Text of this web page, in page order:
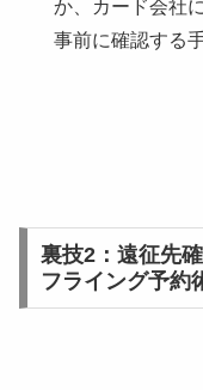
か、カード会社
事前に確認する
裏技2：遠征先
フライング予約